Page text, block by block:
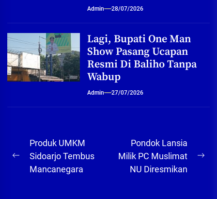
Admin 28/07/2026
Lagi, Bupati One Man
Show Pasang Ucapan
Resmi Di Baliho Tanpa
Wabup
Admin 27/07/2026
Navigasi
pos
Previous
post:
Produk UMKM
Sidoarjo Tembus
Mancanegara
Pondok Lansia
Milik PC Muslimat
NU Diresmikan